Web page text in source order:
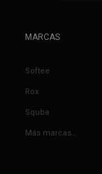
MARCAS
Softee
Rox
Squba
Más marcas…